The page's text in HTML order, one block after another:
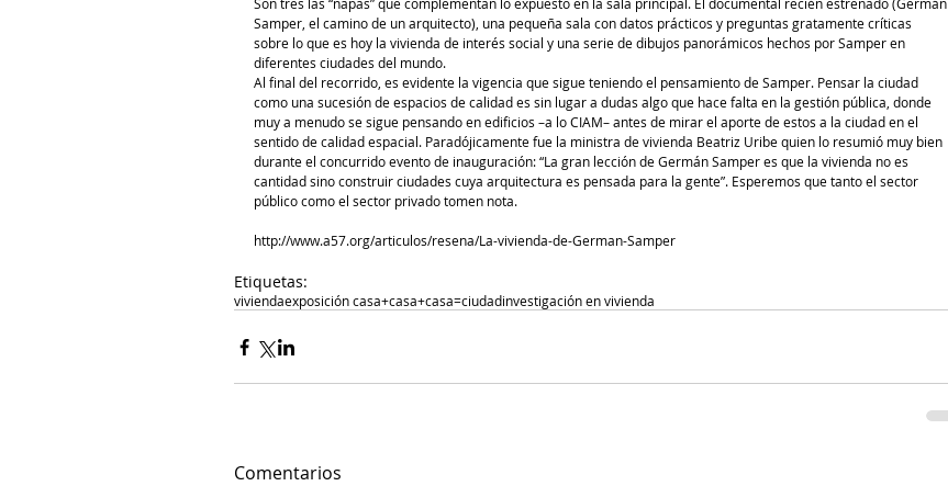
Samper, el camino de un arquitecto), una pequeña sala con datos prácticos y preguntas gratamente críticas
sobre lo que es hoy la vivienda de interés social y una serie de dibujos panorámicos hechos por Samper en
diferentes ciudades del mundo.
Al final del recorrido, es evidente la vigencia que sigue teniendo el pensamiento de Samper. Pensar la ciudad
como una sucesión de espacios de calidad es sin lugar a dudas algo que hace falta en la gestión pública, donde
muy a menudo se sigue pensando en edificios –a lo CIAM– antes de mirar el aporte de estos a la ciudad en el
sentido de calidad espacial. Paradójicamente fue la ministra de vivienda Beatriz Uribe quien lo resumió muy bien
durante el concurrido evento de inauguración: “La gran lección de Germán Samper es que la vivienda no es
cantidad sino construir ciudades cuya arquitectura es pensada para la gente”. Esperemos que tanto el sector
público como el sector privado tomen nota.
http://www.a57.org/articulos/resena/La-vivienda-de-German-Samper
Etiquetas:
viviendaexposición casa+casa+casa=ciudadinvestigación en vivienda
Comentarios